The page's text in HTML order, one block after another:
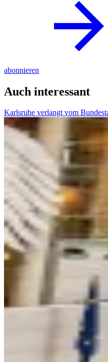
abonnieren
Auch interessant
Karlsruhe verlangt vom